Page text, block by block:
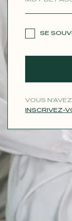
SE
VOUS
INSCRIVEZ-